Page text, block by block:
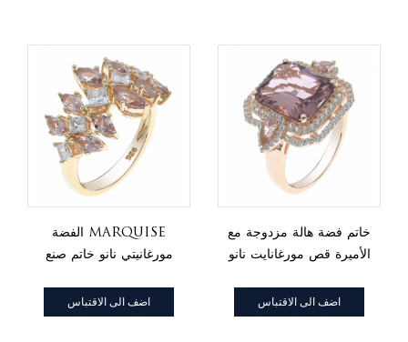
الفضة marquise
مورغانيتي نانو خاتم صنع
اضف الى الاقتباس
خاتم فضة هالة مزدوجة مع
الأميرة قص مورغانايت نانو
اضف الى الاقتباس